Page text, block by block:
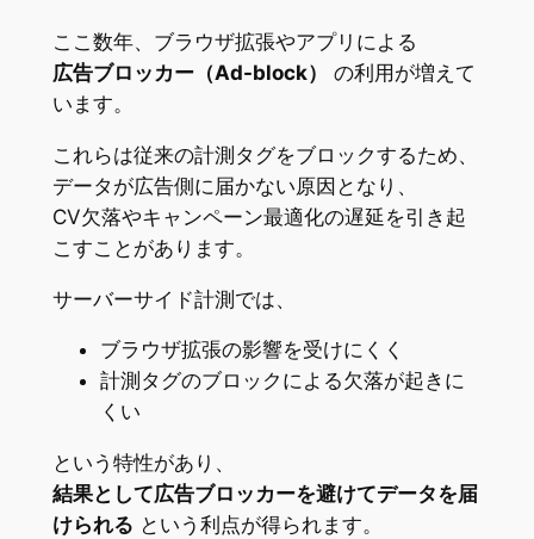
ここ数年、ブラウザ拡張やアプリによる
広告ブロッカー（Ad-block）
の利用が増えて
います。
これらは従来の計測タグをブロックするため、
データが広告側に届かない原因となり、
CV欠落やキャンペーン最適化の遅延を引き起
こすことがあります。
サーバーサイド計測では、
ブラウザ拡張の影響を受けにくく
計測タグのブロックによる欠落が起きに
くい
という特性があり、
結果として広告ブロッカーを避けてデータを届
けられる という利点が得られます。